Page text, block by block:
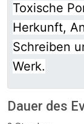
Toxische
Herkunft,
Schreiben
Werk.
Dauer des